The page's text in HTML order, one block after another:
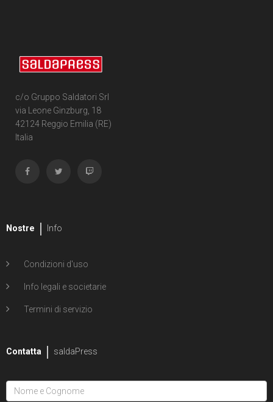
c/o Gruppo Saldatori Srl
via Leone Ginzburg, 18
42124 Reggio Emilia (RE)
Italia
Nostre Info
Condizioni d'uso
Info legali e societarie
Termini di servizio
Contatta saldaPress